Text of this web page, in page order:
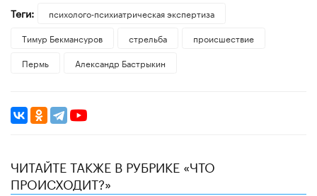
Теги:
психолого-психиатрическая экспертиза
Тимур Бекмансуров
стрельба
происшествие
Пермь
Александр Бастрыкин
ЧИТАЙТЕ ТАКЖЕ В РУБРИКЕ «ЧТО
ПРОИСХОДИТ?»